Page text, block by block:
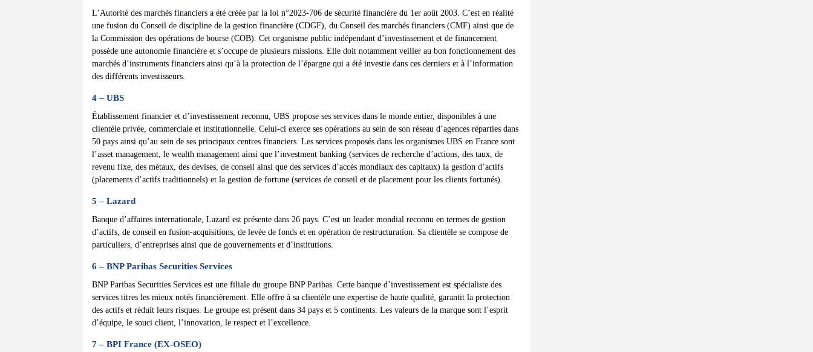
L’Autorité des marchés financiers a été créée par la loi n°2023-706 de sécurité financière du 1er août 2003. C’est en réalité
une fusion du Conseil de discipline de la gestion financière (CDGF), du Conseil des marchés financiers (CMF) ainsi que de
la Commission des opérations de bourse (COB). Cet organisme public indépendant d’investissement et de financement
possède une autonomie financière et s’occupe de plusieurs missions. Elle doit notamment veiller au bon fonctionnement des
marchés d’instruments financiers ainsi qu’à la protection de l’épargne qui a été investie dans ces derniers et à l’information
des différents investisseurs.
4 – UBS
Établissement financier et d’investissement reconnu, UBS propose ses services dans le monde entier, disponibles à une
clientèle privée, commerciale et institutionnelle. Celui-ci exerce ses opérations au sein de son réseau d’agences réparties dans
50 pays ainsi qu’au sein de ses principaux centres financiers. Les services proposés dans les organismes UBS en France sont
l’asset management, le wealth management ainsi que l’investment banking (services de recherche d’actions, des taux, de
revenu fixe, des métaux, des devises, de conseil ainsi que des services d’accès mondiaux des capitaux) la gestion d’actifs
(placements d’actifs traditionnels) et la gestion de fortune (services de conseil et de placement pour les clients fortunés).
5 – Lazard
Banque d’affaires internationale, Lazard est présente dans 26 pays. C’est un leader mondial reconnu en termes de gestion
d’actifs, de conseil en fusion-acquisitions, de levée de fonds et en opération de restructuration. Sa clientèle se compose de
particuliers, d’entreprises ainsi que de gouvernements et d’institutions.
6 – BNP Paribas Securities Services
BNP Paribas Securities Services est une filiale du groupe BNP Paribas. Cette banque d’investissement est spécialiste des
services titres les mieux notés financièrement. Elle offre à sa clientèle une expertise de haute qualité, garantit la protection
des actifs et réduit leurs risques. Le groupe est présent dans 34 pays et 5 continents. Les valeurs de la marque sont l’esprit
d’équipe, le souci client, l’innovation, le respect et l’excellence.
7 – BPI France (EX-OSEO)